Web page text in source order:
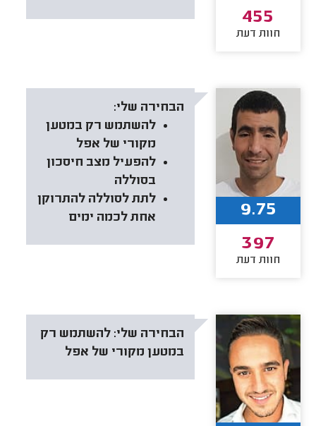
455
חוות דעת
הבחירה שלי:
להשתמש רק במטען
מקורי של אפל
להפעיל מצב חיסכון
בסוללה
לתת לסוללה להתרוקן
אחת לכמה ימים
9.75
397
חוות דעת
הבחירה שלי: להשתמש רק
במטען מקורי של אפל